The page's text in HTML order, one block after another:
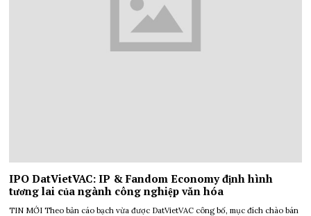
IPO DatVietVAC: IP & Fandom Economy định hình
tương lai của ngành công nghiệp văn hóa
TIN MỚI Theo bản cáo bạch vừa được DatVietVAC công bố, mục đích chào bán